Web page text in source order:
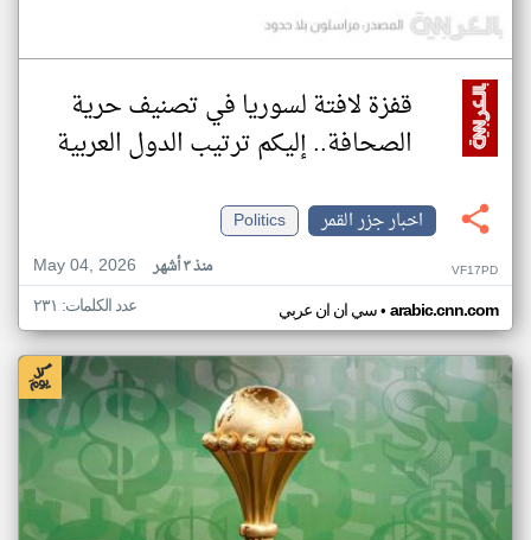
قفزة لافتة لسوريا في تصنيف حرية
الصحافة.. إليكم ترتيب الدول العربية
اخبار جزر القمر
Politics
May 04, 2026
منذ ٣ أشهر VF17PD
سي ان ان عربي• arabic.cnn.com عدد الكلمات: ٢٣١